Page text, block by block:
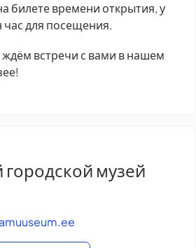
билете времени открытия, у
час для посещения.
встречи с вами в нашем
городской музей